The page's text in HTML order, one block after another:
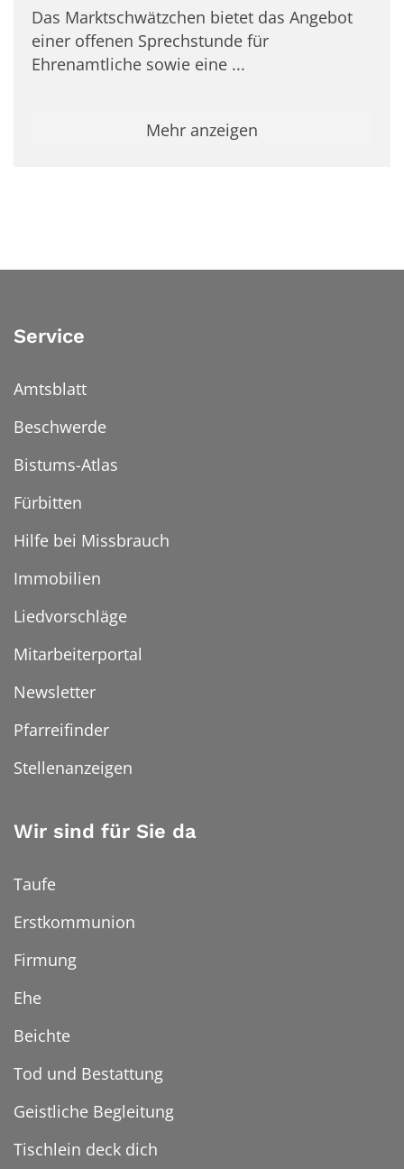
Das Marktschwätzchen bietet das Angebot
einer offenen Sprechstunde für
Ehrenamtliche sowie eine ...
Mehr anzeigen
Service
Amtsblatt
Beschwerde
Bistums-Atlas
Fürbitten
Hilfe bei Missbrauch
Immobilien
Liedvorschläge
Mitarbeiterportal
Newsletter
Pfarreifinder
Stellenanzeigen
Wir sind für Sie da
Taufe
Erstkommunion
Firmung
Ehe
Beichte
Tod und Bestattung
Geistliche Begleitung
Tischlein deck dich